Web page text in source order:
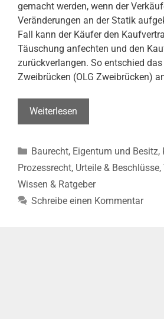
gemacht werden, wenn der
Veränderungen an der Statik
Fall kann der Käufer den
Täuschung anfechten und den
zurückverlangen. So entschied
Zweibrücken (OLG Zweibrücken)
Weiterlesen
eines
muss
Veränderungen
an
Kategorien
Baurecht, Eigentum und Besitz,
Prozessrecht, Urteile & Beschlüsse,
Wissen & Ratgeber
Schreibe einen Kommentar